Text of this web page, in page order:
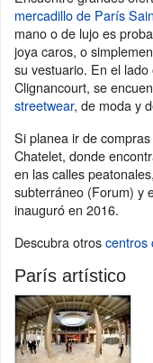
mercadillo de París
mano o de lujo es
joya caros, o
su vestuario. En el
Clignancourt, se
streetwear, de moda y
Si planea ir de
Chatelet, donde
en las calles
subterráneo (Forum) y
inauguró en 2016.
Descubra otroscentros
París artístico